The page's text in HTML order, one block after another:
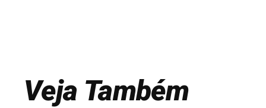
Veja Também